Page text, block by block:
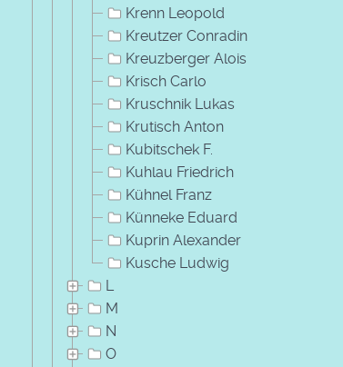
Krenn Leopold
Kreutzer Conradin
Kreuzberger Alois
Krisch Carlo
Kruschnik Lukas
Krutisch Anton
Kubitschek F.
Kuhlau Friedrich
Kühnel Franz
Künneke Eduard
Kuprin Alexander
Kusche Ludwig
L
M
N
O